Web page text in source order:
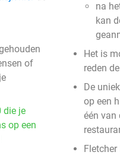
of
die je
op een
na
kan
Het is
reden
De
op een
één van
Fletcher